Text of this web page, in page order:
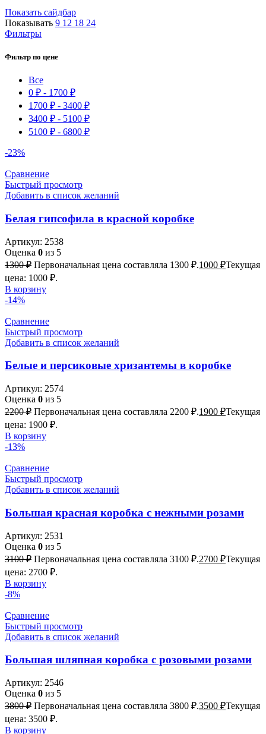
Показать сайдбар
Показывать 9 12 18 24
Фильтры
Фильтр по цене
Все
0 ₽ - 1700 ₽
1700 ₽ - 3400 ₽
3400 ₽ - 5100 ₽
5100 ₽ - 6800 ₽
-23%
Сравнение
Быстрый просмотр
Добавить в список желаний
Белая гипсофила в красной коробке
Артикул: 2538
Оценка 0 из 5
1300₽ Первоначальная цена составляла 1300 ₽.1000 ₽Текущая
цена: 1000 ₽.
В корзину
-14%
Сравнение
Быстрый просмотр
Добавить в список желаний
Белые и персиковые хризантемы в коробке
Артикул: 2574
Оценка 0 из 5
2200₽ Первоначальная цена составляла 2200 ₽.1900 ₽Текущая
цена: 1900 ₽.
В корзину
-13%
Сравнение
Быстрый просмотр
Добавить в список желаний
Большая красная коробка с нежными розами
Артикул: 2531
Оценка 0 из 5
3100₽ Первоначальная цена составляла 3100 ₽.2700 ₽Текущая
цена: 2700 ₽.
В корзину
-8%
Сравнение
Быстрый просмотр
Добавить в список желаний
Большая шляпная коробка с розовыми розами
Артикул: 2546
Оценка 0 из 5
3800₽ Первоначальная цена составляла 3800 ₽.3500 ₽Текущая
цена: 3500 ₽.
В корзину